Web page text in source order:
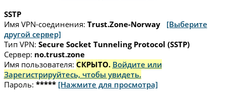
SSTP
Имя VPN-соединения: Trust.Zone-Norway
[Выберите
другой сервер]
Тип VPN: Secure Socket Tunneling Protocol (SSTP)
Сервер: no.trust.zone
Имя пользователя: СКРЫТО. Войдите или
Зарегистрируйтесь, чтобы увидеть.
Пароль: ***** [Нажмите для просмотра]